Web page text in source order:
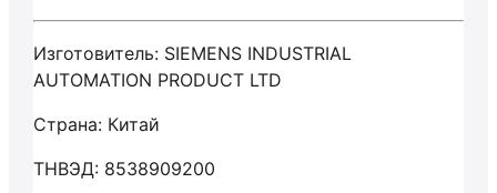
Изготовитель: SIEMENS INDUSTRIAL
AUTOMATION PRODUCT LTD
Страна: Китай
ТНВЭД: 8538909200